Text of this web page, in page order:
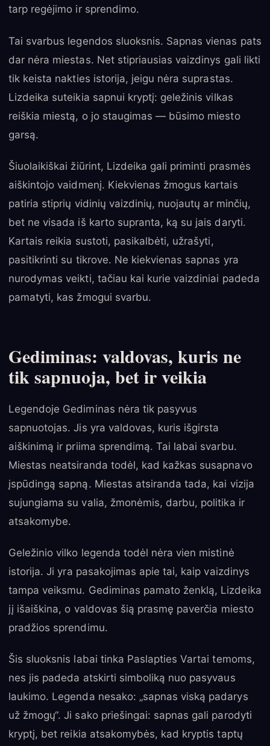
tarp regėjimo ir sprendimo.
Tai svarbus legendos sluoksnis. Sapnas vienas pats
dar nėra miestas. Net stipriausias vaizdinys gali likti
tik keista nakties istorija, jeigu nėra suprastas.
Lizdeika suteikia sapnui kryptį: geležinis vilkas
reiškia miestą, o jo staugimas — būsimo miesto
garsą.
Šiuolaikiškai žiūrint, Lizdeika gali priminti prasmės
aiškintojo vaidmenį. Kiekvienas žmogus kartais
patiria stiprių vidinių vaizdinių, nuojautų ar minčių,
bet ne visada iš karto supranta, ką su jais daryti.
Kartais reikia sustoti, pasikalbėti, užrašyti,
pasitikrinti su tikrove. Ne kiekvienas sapnas yra
nurodymas veikti, tačiau kai kurie vaizdiniai padeda
pamatyti, kas žmogui svarbu.
Gediminas: valdovas, kuris ne
tik sapnuoja, bet ir veikia
Legendoje Gediminas nėra tik pasyvus
sapnuotojas. Jis yra valdovas, kuris išgirsta
aiškinimą ir priima sprendimą. Tai labai svarbu.
Miestas neatsiranda todėl, kad kažkas susapnavo
įspūdingą sapną. Miestas atsiranda tada, kai vizija
sujungiama su valia, žmonėmis, darbu, politika ir
atsakomybe.
Geležinio vilko legenda todėl nėra vien mistinė
istorija. Ji yra pasakojimas apie tai, kaip vaizdinys
tampa veiksmu. Gediminas pamato ženklą, Lizdeika
jį išaiškina, o valdovas šią prasmę paverčia miesto
pradžios sprendimu.
Šis sluoksnis labai tinka Paslapties Vartai temoms,
nes jis padeda atskirti simboliką nuo pasyvaus
laukimo. Legenda nesako: „sapnas viską padarys
už žmogų“. Ji sako priešingai: sapnas gali parodyti
kryptį, bet reikia atsakomybės, kad kryptis taptų